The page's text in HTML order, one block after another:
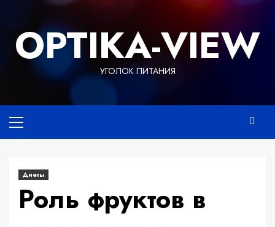
содержимому
OPTIKA-VIEW
УГОЛОК ПИТАНИЯ
меню
Диеты
Роль фруктов в